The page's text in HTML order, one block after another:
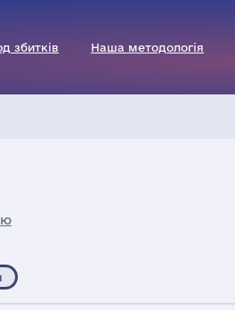
збитків Наша методологія